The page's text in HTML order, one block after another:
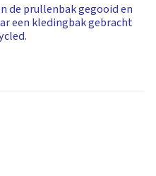
de prullenbak gegooid en
een kledingbak gebracht